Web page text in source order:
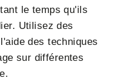
le temps qu'ils
Utilisez des
des techniques
sur différentes